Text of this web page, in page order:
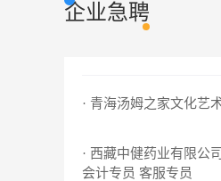
企业急聘
· 西藏中健药业有限公司
会计专员 客服专员